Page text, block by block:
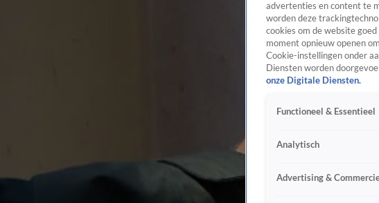
advertenties en content te
worden deze
cookies om de website
moment opnieuw openen
Cookie-instellingen onder
Diensten worden
onze Digitale Diensten.
Functioneel & Essentieel
Analytisch
Advertising &